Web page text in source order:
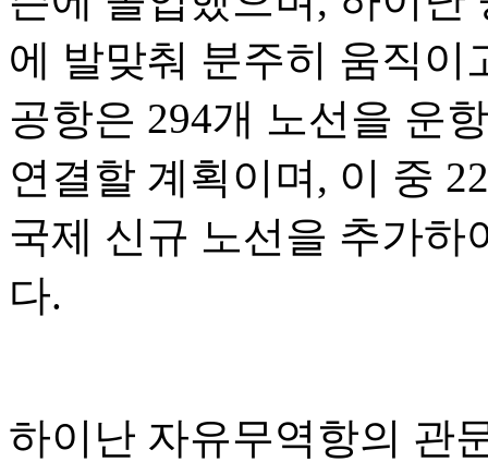
에 발맞춰 분주히 움직이
공항은 294개 노선을 운
연결할 계획이며, 이 중
국제 신규 노선을 추가하
다.
하이난 자유무역항의 관